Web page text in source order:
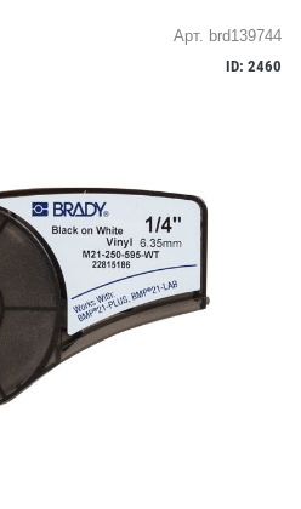
Арт. brd139744
ID: 2460